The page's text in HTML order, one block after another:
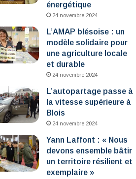
énergétique
24 novembre 2024
L’AMAP blésoise : un
modèle solidaire pour
une agriculture locale
et durable
24 novembre 2024
L’autopartage passe à
la vitesse supérieure à
Blois
24 novembre 2024
Yann Laffont : « Nous
devons ensemble bâtir
un territoire résilient et
exemplaire »